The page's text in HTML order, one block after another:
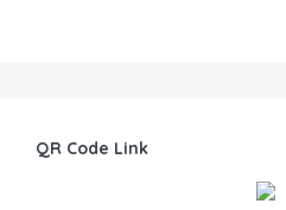
QR Code Link